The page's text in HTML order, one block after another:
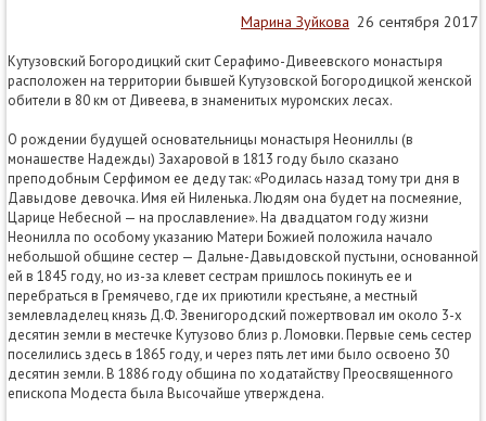
Марина Зуйкова 26 сентября 2017
Кутузовский Богородицкий скит Серафимо-Дивеевского монастыря
расположен на территории бывшей Кутузовской Богородицкой женской
обители в 80 км от Дивеева, в знаменитых муромских лесах.
О рождении будущей основательницы монастыря Неониллы (в
монашестве Надежды) Захаровой в 1813 году было сказано
преподобным Серфимом ее деду так: «Родилась назад тому три дня в
Давыдове девочка. Имя ей Ниленька. Людям она будет на посмеяние,
Царице Небесной — на прославление». На двадцатом году жизни
Неонилла по особому указанию Матери Божией положила начало
небольшой общине сестер — Дальне-Давыдовской пустыни, основанной
ей в 1845 году, но из-за клевет сестрам пришлось покинуть ее и
перебраться в Гремячево, где их приютили крестьяне, а местный
землевладелец князь Д.Ф. Звенигородский пожертвовал им около 3-х
десятин земли в местечке Кутузово близ р. Ломовки. Первые семь сестер
поселились здесь в 1865 году, и через пять лет ими было освоено 30
десятин земли. В 1886 году община по ходатайству Преосвященного
епископа Модеста была Высочайше утверждена.